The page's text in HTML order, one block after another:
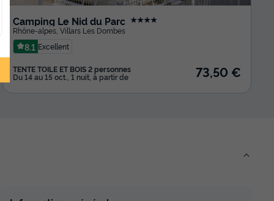
Camping Le Nid du Parc ★★★★
Rhône-alpes, Villars Les Dombes
8.1 Excellent
TENTE TOILE ET BOIS 2 personnes
Du 14 au 15 oct., 1 nuit, à partir de 73,50 €